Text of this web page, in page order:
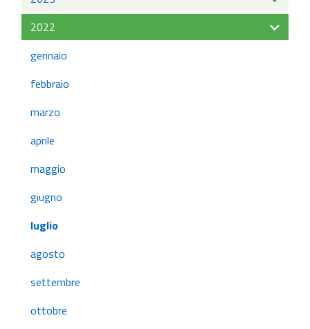
2022
gennaio
febbraio
marzo
aprile
maggio
giugno
luglio
agosto
settembre
ottobre